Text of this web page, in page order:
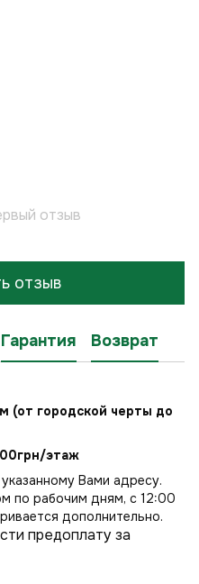
отзыв
отзыв
Гарантия Возврат
(от городской черты до
этаж
Вами адресу.
по рабочим дням, с 12:00
дополнительно.
предоплату за